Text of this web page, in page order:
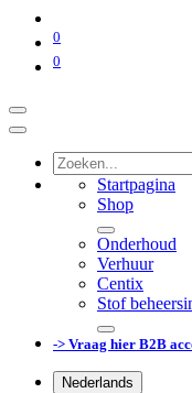
0
0
Startpagina
Shop
Onderhoud
Verhuur
Centix
Stof
-> Vraag hier B2B
Nederlands